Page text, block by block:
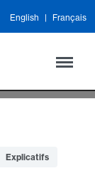
English Français
Explicatifs